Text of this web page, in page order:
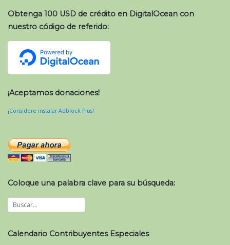
Obtenga 100 USD de crédito en DigitalOcean con
nuestro código de referido:
¡Aceptamos donaciones!
¡Considere instalar Adblock Plus!
Coloque una palabra clave para su búsqueda:
Calendario Contribuyentes Especiales